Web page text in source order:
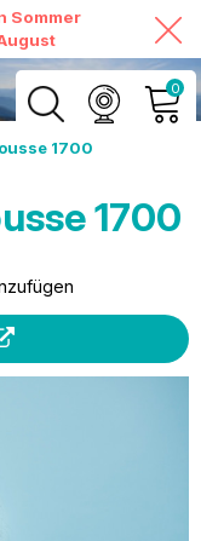
Sommer
0
MEIN KONTO
MEINEN WARENKORB
1700
1700